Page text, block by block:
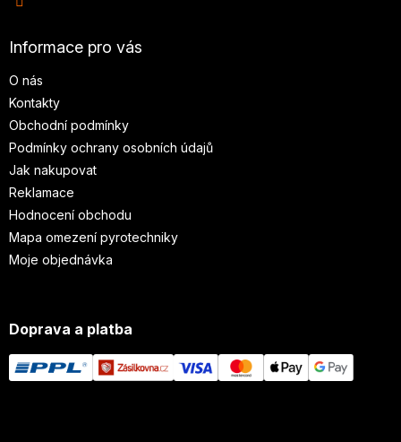
Informace pro vás
O nás
Kontakty
Obchodní podmínky
Podmínky ochrany osobních údajů
Jak nakupovat
Reklamace
Hodnocení obchodu
Mapa omezení pyrotechniky
Moje objednávka
Doprava a platba